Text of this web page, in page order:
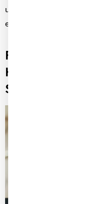
und wie sie
effizientem